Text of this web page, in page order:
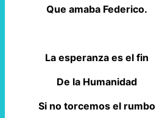
Que amaba Federico.
La esperanza es el fin
De la Humanidad
Si no torcemos el rumbo